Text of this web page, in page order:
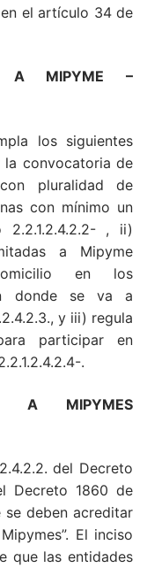
el artículo 34 de
A MIPYME –
los siguientes
convocatoria de
pluralidad de
con mínimo un
, ii)
a Mipyme
en los
donde se va a
y iii) regula
participar en
.
A MIPYMES
del Decreto
Decreto 1860 de
se deben acreditar
El inciso
que las entidades